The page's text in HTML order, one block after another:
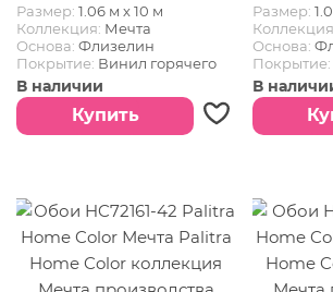
Размер: 1.06 м х 10 м
Коллекция: Мечта
Основа: Флизелин
Покрытие: Винил горячего
тиснения
Страна:РОССИЯ
В наличии
Купить
Размер:
Основа:
Покрытие:
тиснения
Страна:
В